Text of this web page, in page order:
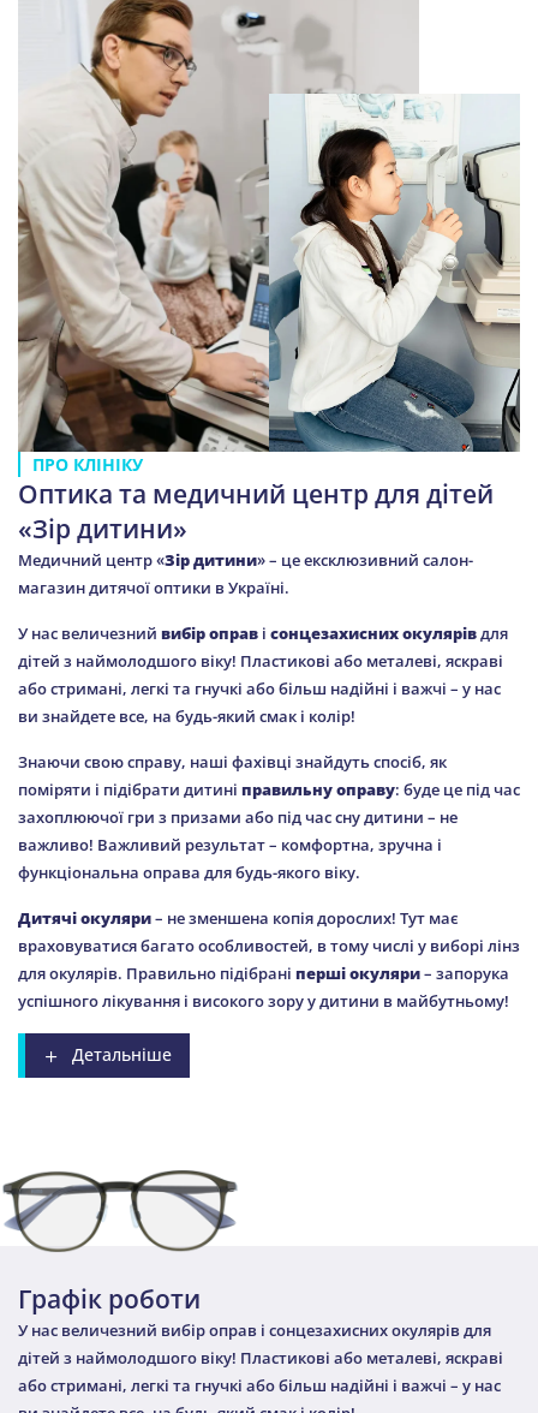
ПРО КЛІНІКУ
Оптика та медичний центр для дітей
«Зір дитини»
Медичний центр «Зір дитини» – це ексклюзивний салон-
магазин дитячої оптики в Україні.
У нас величезний вибір оправ і сонцезахисних окулярівдля
дітей з наймолодшого віку! Пластикові або металеві, яскраві
або стримані, легкі та гнучкі або більш надійні і важчі – у нас
ви знайдете все, на будь-який смак і колір!
Знаючи свою справу, наші фахівці знайдуть спосіб, як
поміряти і підібрати дитині правильну оправу: буде це під час
захоплюючої гри з призами або під час сну дитини – не
важливо! Важливий результат – комфортна, зручна і
функціональна оправа для будь-якого віку.
Дитячі окуляри– не зменшена копія дорослих! Тут має
враховуватися багато особливостей, в тому числі у виборі лінз
для окулярів. Правильно підібрані перші окуляри– запорука
успішного лікування і високого зору у дитини в майбутньому!
Детальніше
Графік роботи
У нас величезний вибір оправ і сонцезахисних окулярів для
дітей з наймолодшого віку! Пластикові або металеві, яскраві
або стримані, легкі та гнучкі або більш надійні і важчі – у нас